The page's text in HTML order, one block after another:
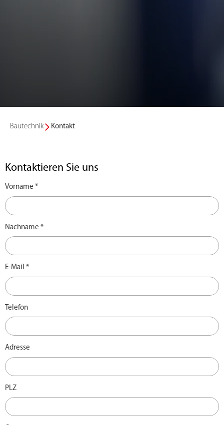
Bautechnik Kontakt
Kontaktieren Sie uns
Vorname *
Nachname *
E-Mail *
Telefon
Adresse
PLZ